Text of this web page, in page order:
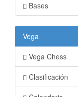
Bases
Vega
Vega Chess
Clasificación